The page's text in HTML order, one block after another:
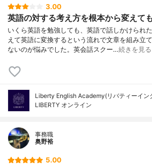
3.00
英語の対する考え方を根本から変えて
いくら英語を勉強しても、英語で話しかけられ
えて英語に変換するという流れで文章を組み立
ないのが悩みでした。英会話スクー…続きを見る
Liberty English Academy(リバティーイン
LIBERTY オンライン
事務職
奥野裕
5.00